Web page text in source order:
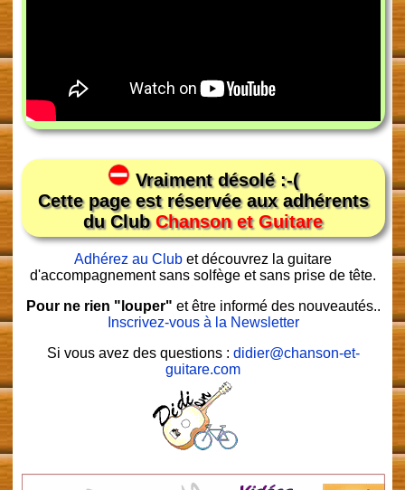
Vraiment désolé :-(
Cette page est réservée aux adhérents
du ClubChanson et Guitare
Adhérez au Club et découvrez la guitare
d'accompagnement sans solfège et sans prise de tête.
Pour ne rien "louper" et être informé des nouveautés..
Inscrivez-vous à la Newsletter
Si vous avez des questions : didier@chanson-et-
guitare.com